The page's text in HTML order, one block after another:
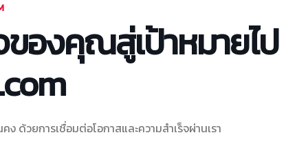
องคุณสู่เป้าหมายไป
ง ด้วยการเชื่อมต่อโอกาสและความสำเร็จผ่านเรา